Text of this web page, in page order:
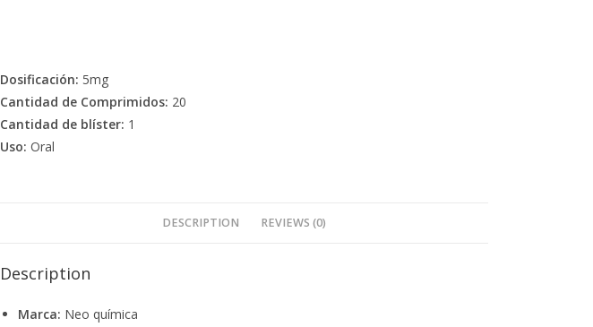
Dosificación: 5mg
Cantidad de Comprimidos: 20
Cantidad de blíster: 1
Uso: Oral
DESCRIPTION REVIEWS (0)
Description
Marca: Neo química